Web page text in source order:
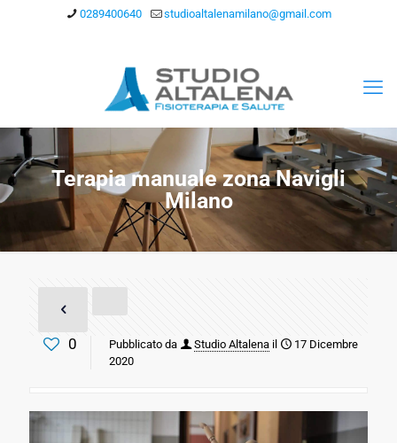
0289400640 studioaltalenamilano@gmail.com
Terapia manuale zona Navigli
Milano
0 Pubblicato da Studio Altalena il
17 Dicembre
2020